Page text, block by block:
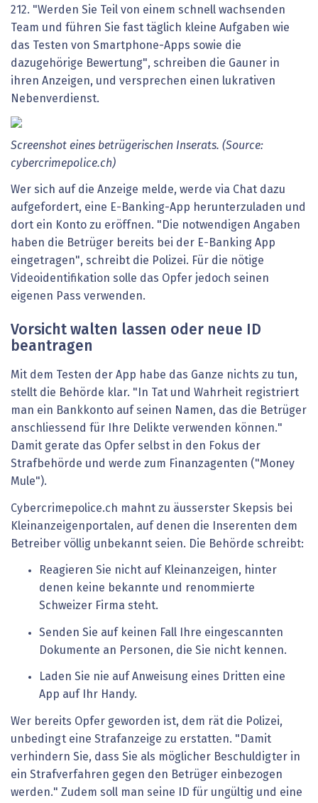
212. "Werden Sie Teil von einem schnell wachsenden
Team und führen Sie fast täglich kleine Aufgaben wie
das Testen von Smartphone-Apps sowie die
dazugehörige Bewertung", schreiben die Gauner in
ihren Anzeigen, und versprechen einen lukrativen
Nebenverdienst.
Screenshot eines betrügerischen Inserats. (Source:
cybercrimepolice.ch)
Wer sich auf die Anzeige melde, werde via Chat dazu
aufgefordert, eine E-Banking-App herunterzuladen und
dort ein Konto zu eröffnen. "Die notwendigen Angaben
haben die Betrüger bereits bei der E-Banking App
eingetragen", schreibt die Polizei. Für die nötige
Videoidentifikation solle das Opfer jedoch seinen
eigenen Pass verwenden.
Vorsicht walten lassen oder neue ID
beantragen
Mit dem Testen der App habe das Ganze nichts zu tun,
stellt die Behörde klar. "In Tat und Wahrheit registriert
man ein Bankkonto auf seinen Namen, das die Betrüger
anschliessend für Ihre Delikte verwenden können."
Damit gerate das Opfer selbst in den Fokus der
Strafbehörde und werde zum Finanzagenten ("Money
Mule").
Cybercrimepolice.ch mahnt zu äusserster Skepsis bei
Kleinanzeigenportalen, auf denen die Inserenten dem
Betreiber völlig unbekannt seien. Die Behörde schreibt:
Reagieren Sie nicht auf Kleinanzeigen, hinter
denen keine bekannte und renommierte
Schweizer Firma steht.
Senden Sie auf keinen Fall Ihre eingescannten
Dokumente an Personen, die Sie nicht kennen.
Laden Sie nie auf Anweisung eines Dritten eine
App auf Ihr Handy.
Wer bereits Opfer geworden ist, dem rät die Polizei,
unbedingt eine Strafanzeige zu erstatten. "Damit
verhindern Sie, dass Sie als möglicher Beschuldigter in
ein Strafverfahren gegen den Betrüger einbezogen
werden." Zudem soll man seine ID für ungültig und eine